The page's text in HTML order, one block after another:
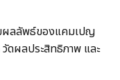
ผลลัพธ์ของแคมเปญ
วัดผลประสิทธิภาพ และ